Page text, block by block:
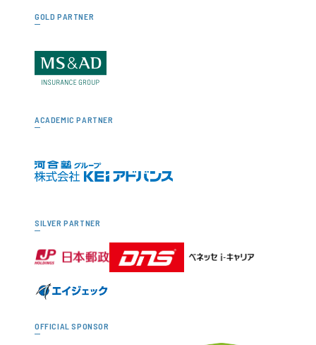
GOLD PARTNER
ACADEMIC PARTNER
SILVER PARTNER
OFFICIAL SPONSOR